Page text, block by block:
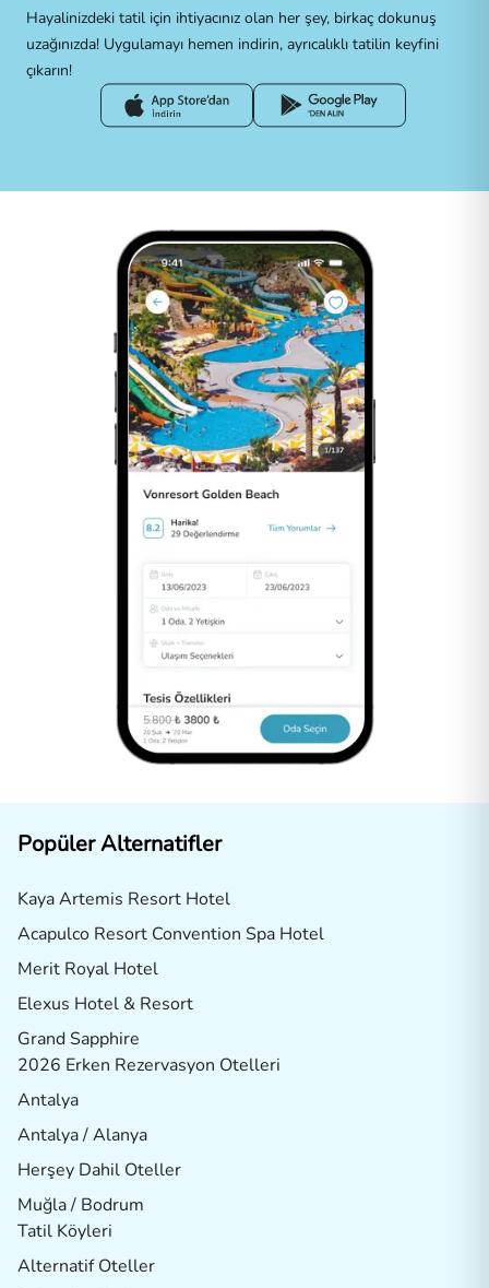
Hayalinizdeki tatil için ihtiyacınız olan her şey, birkaç dokunuş
uzağınızda! Uygulamayı hemen indirin, ayrıcalıklı tatilin keyfini
çıkarın!
Popüler Alternatifler
Kaya Artemis Resort Hotel
Acapulco Resort Convention Spa Hotel
Merit Royal Hotel
Elexus Hotel & Resort
Grand Sapphire
2026 Erken Rezervasyon Otelleri
Antalya
Antalya / Alanya
Herşey Dahil Oteller
Muğla / Bodrum
Tatil Köyleri
Alternatif Oteller